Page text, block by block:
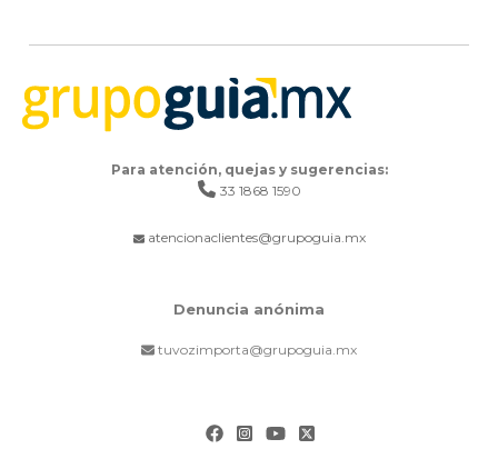
Para atención, quejas y sugerencias:
33 1868 1590
atencionaclientes@grupoguia.mx
Denuncia anónima
tuvozimporta@grupoguia.mx